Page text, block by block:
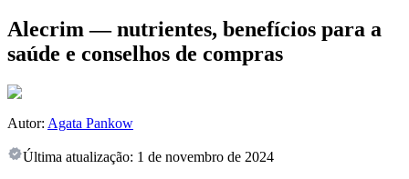
Alecrim — nutrientes, benefícios para a
saúde e conselhos de compras
Autor: Agata Pankow
Última atualização: 1 de novembro de 2024